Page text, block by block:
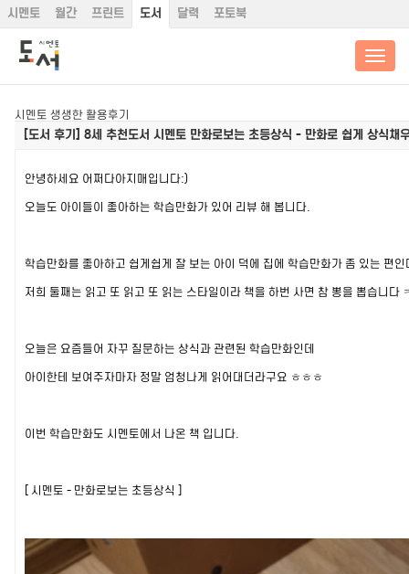
시멘토 월간 프린트 도서 달력 포토북
시멘토 생생한 활용후기
[도서 후기] 8세 추천도서 시멘토 만화로보는 초등상식 - 만화로 쉽게 상식채
안녕하세요 어쩌다아지매입니다:)
오늘도 아이들이 좋아하는 학습만화가 있어 리뷰 해 봅니다.
학습만화를 좋아하고 쉽게쉽게 잘 보는 아이 덕에 집에 학습만화가 좀 있는 편인
저희 둘째는 읽고 또 읽고 또 읽는 스타일이라 책을 하번 사면 참 뽕을 뽑습니다
오늘은 요즘들어 자꾸 질문하는 상식과 관련된 학습만화인데
아이한테 보여주자마자 정말 엄청나게 읽어대더라구요 ㅎㅎㅎ
이번 학습만화도 시멘토에서 나온 책 입니다.
[ 시멘토 - 만화로보는 초등상식 ]